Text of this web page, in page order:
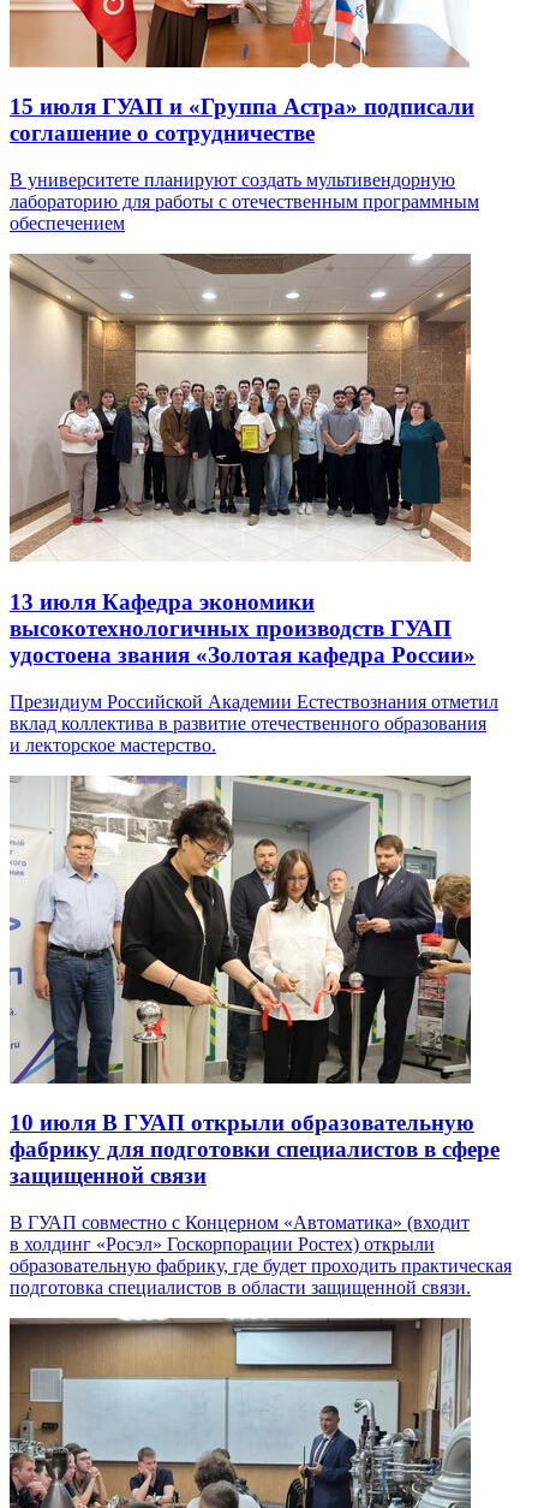
15 июля ГУАП и «Группа Астра» подписали
соглашение о сотрудничестве
В университете планируют создать мультивендорную
лабораторию для работы с отечественным программным
обеспечением
13 июля Кафедра экономики
высокотехнологичных производств ГУАП
удостоена звания «Золотая кафедра России»
Президиум Российской Академии Естествознания отметил
вклад коллектива в развитие отечественного образования
и лекторское мастерство.
10 июля В ГУАП открыли образовательную
фабрику для подготовки специалистов в сфере
защищенной связи
В ГУАП совместно с Концерном «Автоматика» (входит
в холдинг «Росэл» Госкорпорации Ростех) открыли
образовательную фабрику, где будет проходить практическая
подготовка специалистов в области защищенной связи.